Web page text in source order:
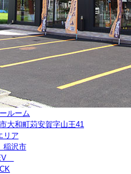
ルーム
大和町苅安賀字山王41
リア
稲沢市